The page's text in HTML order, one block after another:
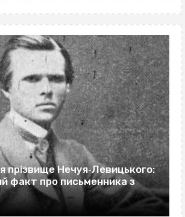
прізвище Нечуя‐Левицького:
факт про письменника з